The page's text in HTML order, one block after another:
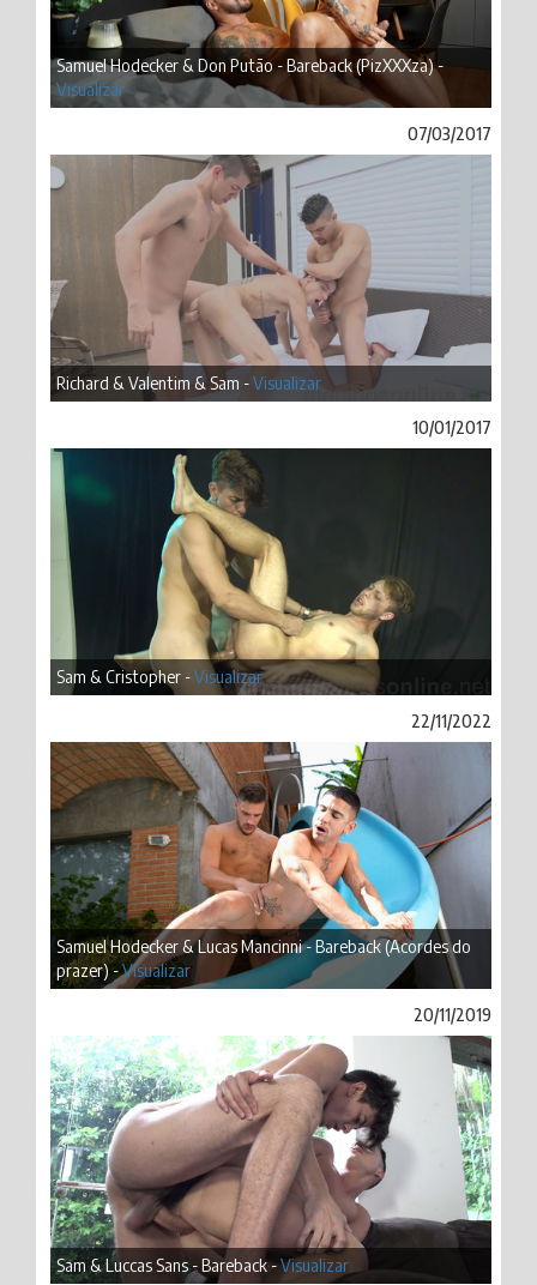
Samuel Hodecker & Don Putão - Bareback (PizXXXza) -
Visualizar
07/03/2017
Richard & Valentim & Sam -Visualizar
10/01/2017
Sam & Cristopher -Visualizar
22/11/2022
Samuel Hodecker & Lucas Mancinni - Bareback (Acordes do
prazer) -Visualizar
20/11/2019
Sam & Luccas Sans - Bareback -Visualizar